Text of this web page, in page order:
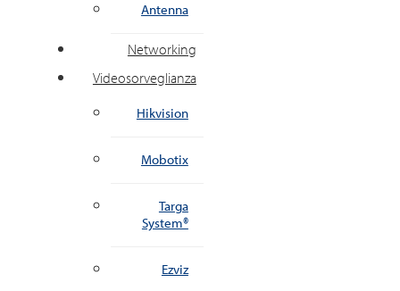
Antenna
Networking
Videosorveglianza
Hikvision
Mobotix
Targa
System®
Ezviz